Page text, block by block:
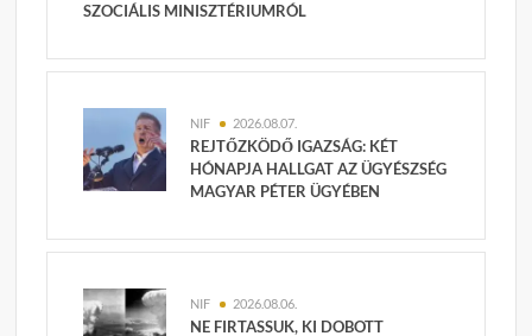
SZOCIÁLIS MINISZTÉRIUMRÓL
NIF 2026.08.07.
REJTŐZKÖDŐ IGAZSÁG: KÉT
HÓNAPJA HALLGAT AZ ÜGYÉSZSÉG
MAGYAR PÉTER ÜGYÉBEN
NIF 2026.08.06.
NE FIRTASSUK, KI DOBOTT